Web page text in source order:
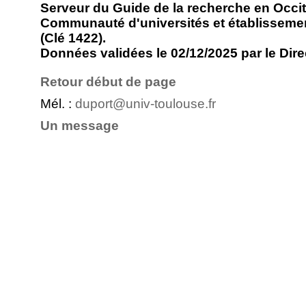
Serveur du Guide de la recherche en
Communauté d'universités et
(Clé 1422).
Données validées le 02/12/2025 par le
Retour début de page
Mél. : duport@univ-toulouse.fr
Un message